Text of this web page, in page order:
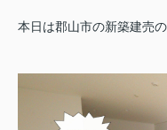
本日は郡山市の新築建売